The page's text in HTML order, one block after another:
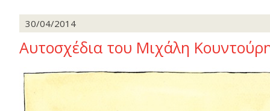
30/04/2014
Αυτοσχέδια του Μιχάλη